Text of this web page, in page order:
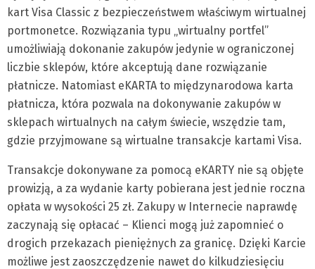
kart Visa Classic z bezpieczeństwem właściwym wirtualnej
portmonetce. Rozwiązania typu „wirtualny portfel”
umożliwiają dokonanie zakupów jedynie w ograniczonej
liczbie sklepów, które akceptują dane rozwiązanie
płatnicze. Natomiast eKARTA to międzynarodowa karta
płatnicza, która pozwala na dokonywanie zakupów w
sklepach wirtualnych na całym świecie, wszędzie tam,
gdzie przyjmowane są wirtualne transakcje kartami Visa.
Transakcje dokonywane za pomocą eKARTY nie są objęte
prowizją, a za wydanie karty pobierana jest jednie roczna
opłata w wysokości 25 zł. Zakupy w Internecie naprawdę
zaczynają się opłacać – Klienci mogą już zapomnieć o
drogich przekazach pieniężnych za granicę. Dzięki Karcie
możliwe jest zaoszczędzenie nawet do kilkudziesięciu